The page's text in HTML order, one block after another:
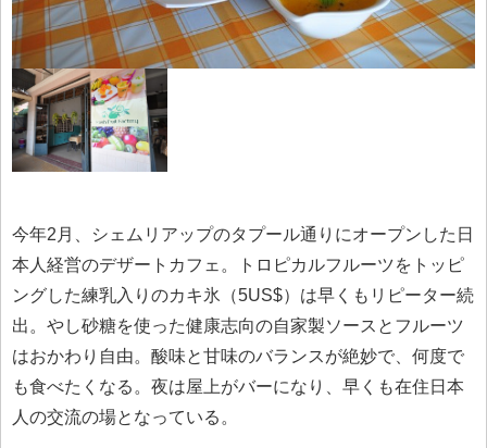
今年2月、シェムリアップのタプール通りにオープンした日
本人経営のデザートカフェ。トロピカルフルーツをトッピ
ングした練乳入りのカキ氷（5US$）は早くもリピーター続
出。やし砂糖を使った健康志向の自家製ソースとフルーツ
はおかわり自由。酸味と甘味のバランスが絶妙で、何度で
も食べたくなる。夜は屋上がバーになり、早くも在住日本
人の交流の場となっている。